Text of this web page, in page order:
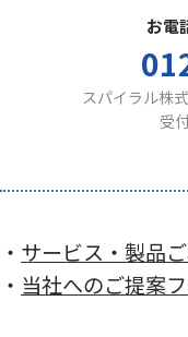
お電
スパイラル株
受
・ サービス・製品
・ 当社へのご提案